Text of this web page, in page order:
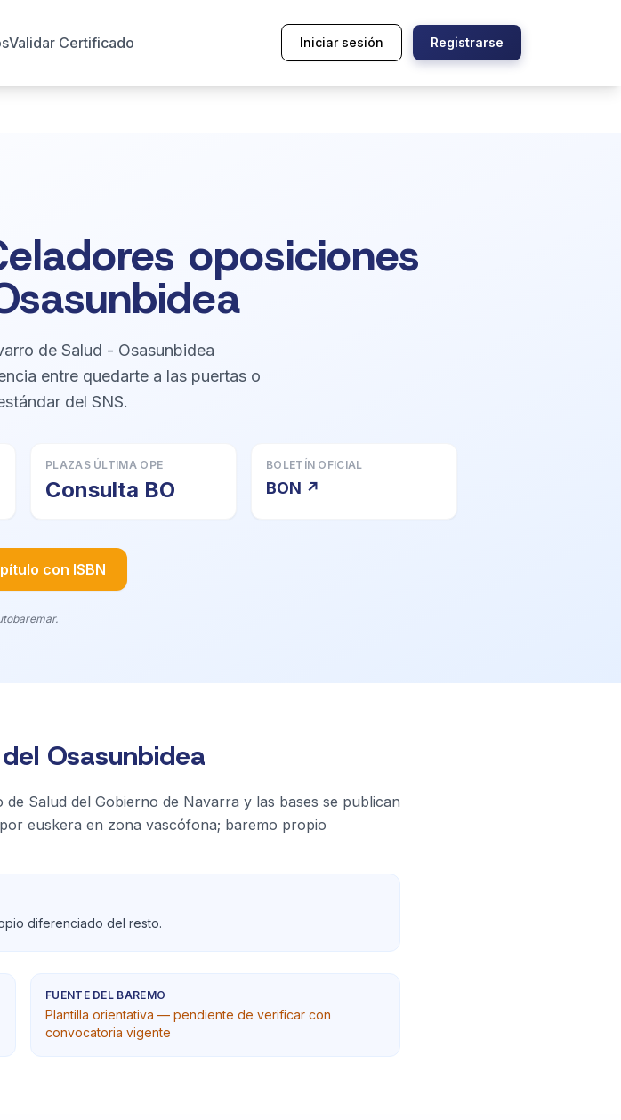
Validar Certificado Iniciar sesión Registrarse
oposiciones
de Salud - Osasunbidea
entre quedarte a las puertas o
del SNS.
PLAZAS ÚLTIMA OPE
Consulta BO
BOLETÍN OFICIAL
BON ↗
con ISBN
Osasunbidea
Salud del Gobierno de Navarra y las bases se publican
euskera en zona vascófona; baremo propio
diferenciado del resto.
FUENTE DEL BAREMO
Plantilla orientativa — pendiente de verificar con
convocatoria vigente